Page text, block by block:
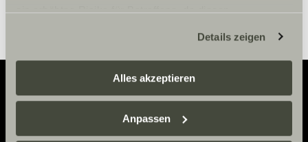
ein erhöhtes Risiko für Betroffene, da diesen
zustehen. Eingesetzte Dienstleister können Daten für
eigene Zwecke verarbeiten und mit anderen Daten
zusammenführen. Weitere Informationen finden Sie hier:
Datenschutzerklärung
einzelne Cookies/Dienste in den Einstellungen aus,
Details zeigen
Alles akzeptieren
Anpassen
Adventure